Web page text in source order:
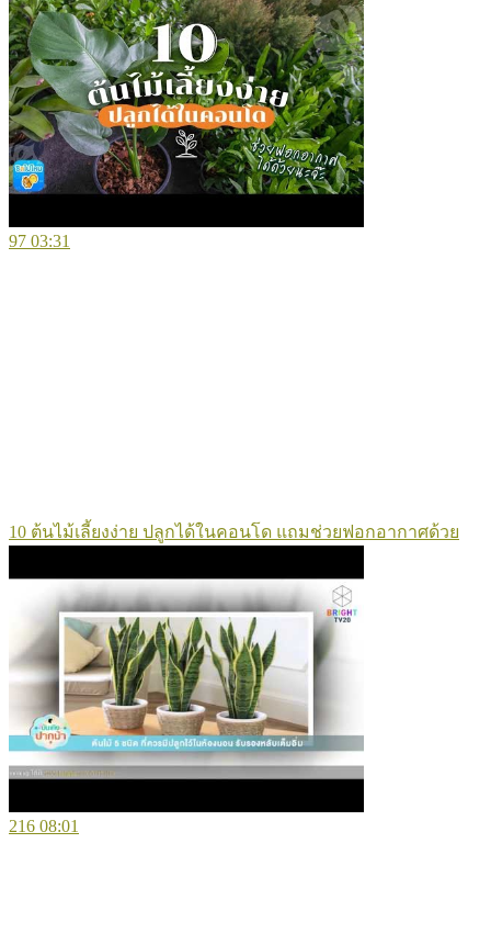
97 03:31
10 ต้นไม้เลี้ยงง่าย ปลูกได้ในคอนโด แถมช่วยฟอกอากาศด้วย
216 08:01